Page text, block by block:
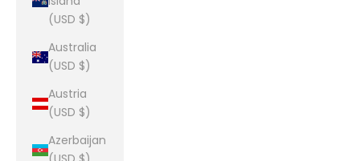
(USD $)
Australia
(USD $)
Austria
(USD $)
Azerbaijan